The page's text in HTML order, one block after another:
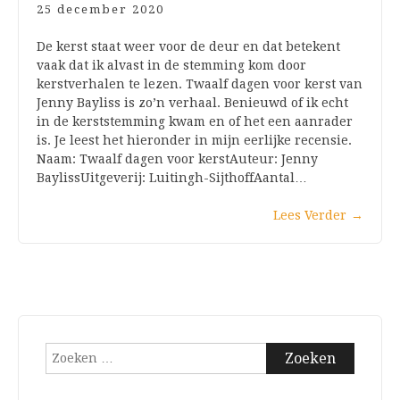
25 december 2020
De kerst staat weer voor de deur en dat betekent
vaak dat ik alvast in de stemming kom door
kerstverhalen te lezen. Twaalf dagen voor kerst van
Jenny Bayliss is zo’n verhaal. Benieuwd of ik echt
in de kerststemming kwam en of het een aanrader
is. Je leest het hieronder in mijn eerlijke recensie.
Naam: Twaalf dagen voor kerstAuteur: Jenny
BaylissUitgeverij: Luitingh-SijthoffAantal…
Lees Verder →
Zoeken